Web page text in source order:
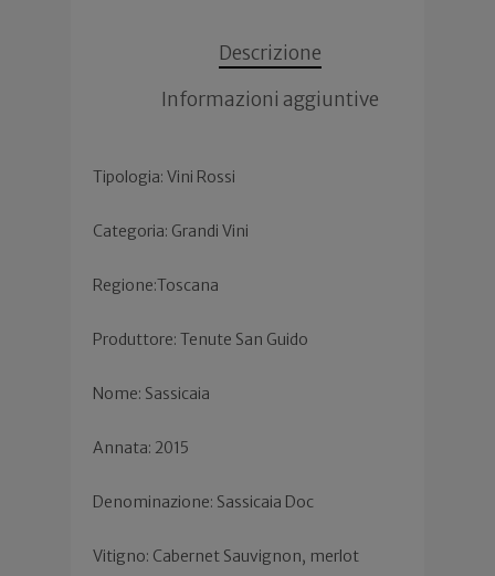
Descrizione
Informazioni aggiuntive
Tipologia: Vini Rossi
Categoria: Grandi Vini
Regione:Toscana
Produttore: Tenute San Guido
Nome: Sassicaia
Annata: 2015
Denominazione: Sassicaia Doc
Vitigno: Cabernet Sauvignon, merlot